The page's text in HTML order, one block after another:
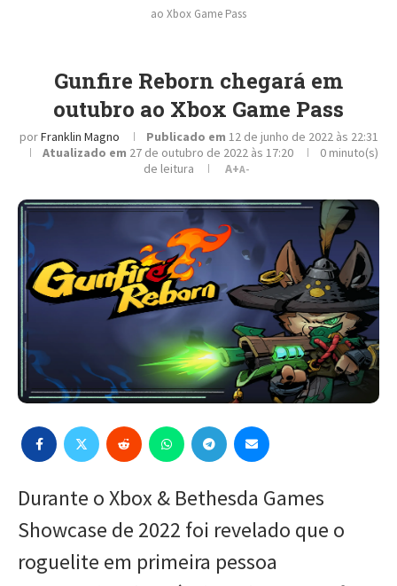
ao Xbox Game Pass
Gunfire Reborn chegará em
outubro ao Xbox Game Pass
porFranklin Magno Publicado em 12 de junho de 2022 às 22:31
Atualizado em 27 de outubro de 2022 às 17:20
0 minuto(s)
de leitura
A+A-
Durante o Xbox & Bethesda Games
Showcase de 2022 foi revelado que o
roguelite em primeira pessoa